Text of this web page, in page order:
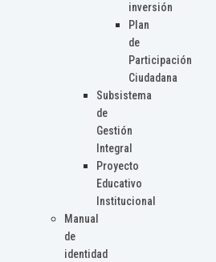
inversión
Plan
de
Participación
Ciudadana
Subsistema
de
Gestión
Integral
Proyecto
Educativo
Institucional
Manual
de
identidad